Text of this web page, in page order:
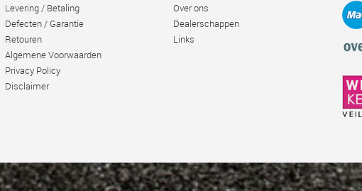
Levering / Betaling
Defecten / Garantie
Retouren
Algemene Voorwaarden
Privacy Policy
Disclaimer
Over ons
Dealerschappen
Links